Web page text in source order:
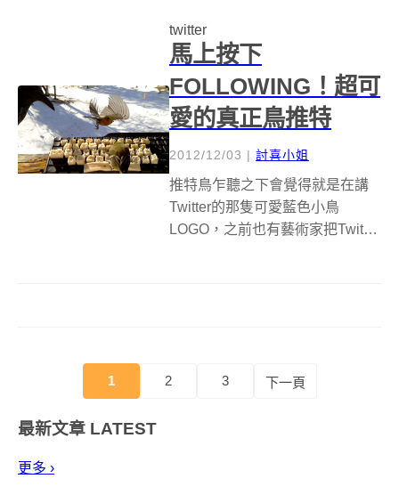
同帳號...
twitter
馬上按下
FOLLOWING！超可
愛的真正鳥推特
2012/12/03 | 討喜小姐
推特鳥乍聽之下會覺得就是在講
Twitter的那隻可愛藍色小鳥
LOGO，之前也有藝術家把Twitter
1 2 3 下一頁
最新文章 LATEST
更多 ›